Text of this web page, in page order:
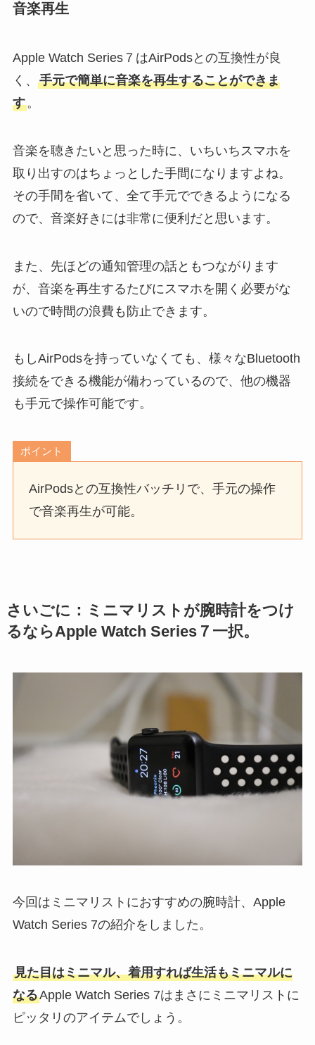
音楽再生
Apple Watch Series７はAirPodsとの互換性が良
く、 手元で簡単に音楽を再生することができま
す。
音楽を聴きたいと思った時に、いちいちスマホを
取り出すのはちょっとした手間になりますよね。
その手間を省いて、全て手元でできるようになる
ので、音楽好きには非常に便利だと思います。
また、先ほどの通知管理の話ともつながります
が、音楽を再生するたびにスマホを開く必要がな
いので時間の浪費も防止できます。
もしAirPodsを持っていなくても、様々なBluetooth
接続をできる機能が備わっているので、他の機器
も手元で操作可能です。
ポイント
AirPodsとの互換性バッチリで、手元の操作
で音楽再生が可能。
さいごに：ミニマリストが腕時計をつけ
るならApple Watch Series７一択。
今回はミニマリストにおすすめの腕時計、Apple
Watch Series 7の紹介をしました。
見た目はミニマル、着用すれば生活もミニマルに
なるApple Watch Series 7はまさにミニマリストに
ピッタリのアイテムでしょう。